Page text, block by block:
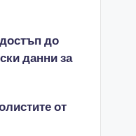
до
данни за
от